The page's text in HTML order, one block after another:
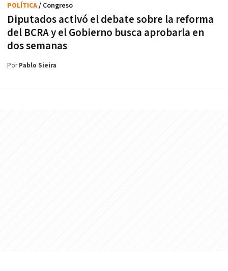
Diputados activó el debate sobre la reforma
del BCRA y el Gobierno busca aprobarla en
dos semanas
POLÍTICA/ Congreso
PorPablo Sieira